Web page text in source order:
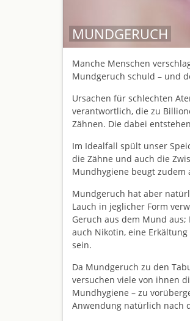
MUNDGERUCH
Manche Menschen
Mundgeruch schuld – und
Ursachen für schlechten
verantwortlich, die zu
Zähnen. Die dabei
Im Idealfall spült unser
die Zähne und auch die
Mundhygiene beugt zudem
Mundgeruch hat aber
Lauch in jeglicher Form
Geruch aus dem Mund
auch Nikotin, eine
sein.
Da Mundgeruch zu den
versuchen viele von ihnen
Mundhygiene – zu
Anwendung natürlich nach